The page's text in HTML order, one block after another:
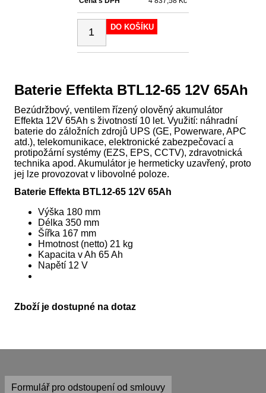
DO KOŠÍKU
Baterie Effekta BTL12-65 12V 65Ah
Bezúdržbový, ventilem řízený olověný akumulátor
Effekta 12V 65Ah s životností 10 let. Využití: náhradní
baterie do záložních zdrojů UPS (GE, Powerware, APC
atd.), telekomunikace, elektronické zabezpečovací a
protipožární systémy (EZS, EPS, CCTV), zdravotnická
technika apod. Akumulátor je hermeticky uzavřený, proto
jej lze provozovat v libovolné poloze.
Baterie Effekta BTL12-65 12V 65Ah
Výška 180 mm
Délka 350 mm
Šířka 167 mm
Hmotnost (netto) 21 kg
Kapacita v Ah 65 Ah
Napětí 12 V
Zboží je dostupné na dotaz
Formulář pro odstoupení od smlouvy